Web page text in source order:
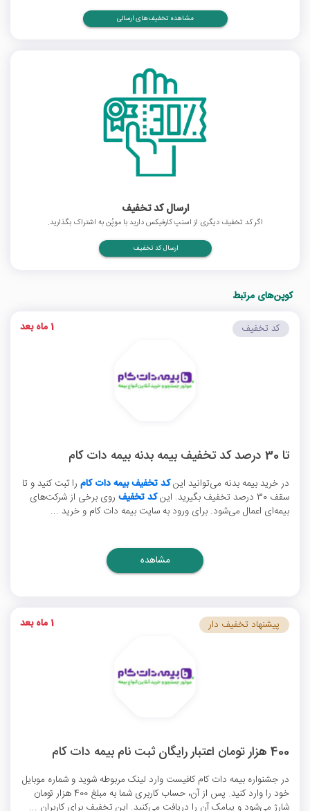
مشاهده تخفیف‌های ارسالی
ارسال کد تخفیف
اگر کد تخفیف دیگری از اسنپ کارفیکس دارید با موپُن به اشتراک بگذارید.
ارسال کد تخفیف
کوپن‌های مرتبط
تا 30 درصد کد تخفیف بیمه بدنه بیمه دات کام
در خرید بیمه بدنه می‌توانید اینکد تخفیف بیمه دات کام را ثبت کنید و تا
سقف 30 درصد تخفیف بگیرید. این
کد تخفیف روی برخی از شرکت‌های
بیمه‌ای اعمال می‌شود. برای ورود به سایت بیمه دات کام و خرید ...
کد تخفیف 1 ماه بعد
مشاهده
400 هزار تومان اعتبار رایگان ثبت نام بیمه دات کام
در جشنواره بیمه دات کام کافیست وارد لینک مربوطه شوید و شماره موبایل
خود را وارد کنید. پس از آن، حساب کاربری شما به مبلغ 400 هزار تومان
شارژ می‌شود و پیامک آن را دریافت می‌کنید. این تخفیف برای کاربران ...
پیشنهاد تخفیف دار 1 ماه بعد